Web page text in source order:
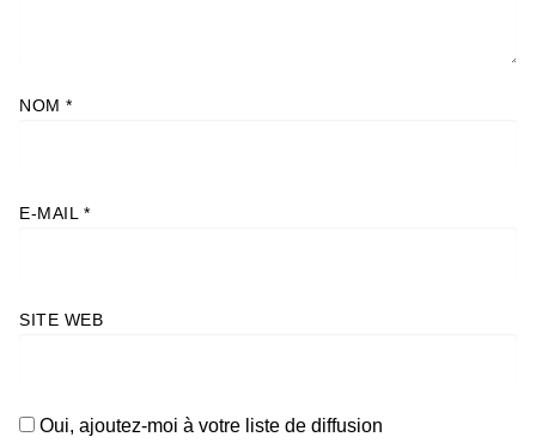
NOM *
E-MAIL *
SITE WEB
Oui, ajoutez-moi à votre liste de diffusion